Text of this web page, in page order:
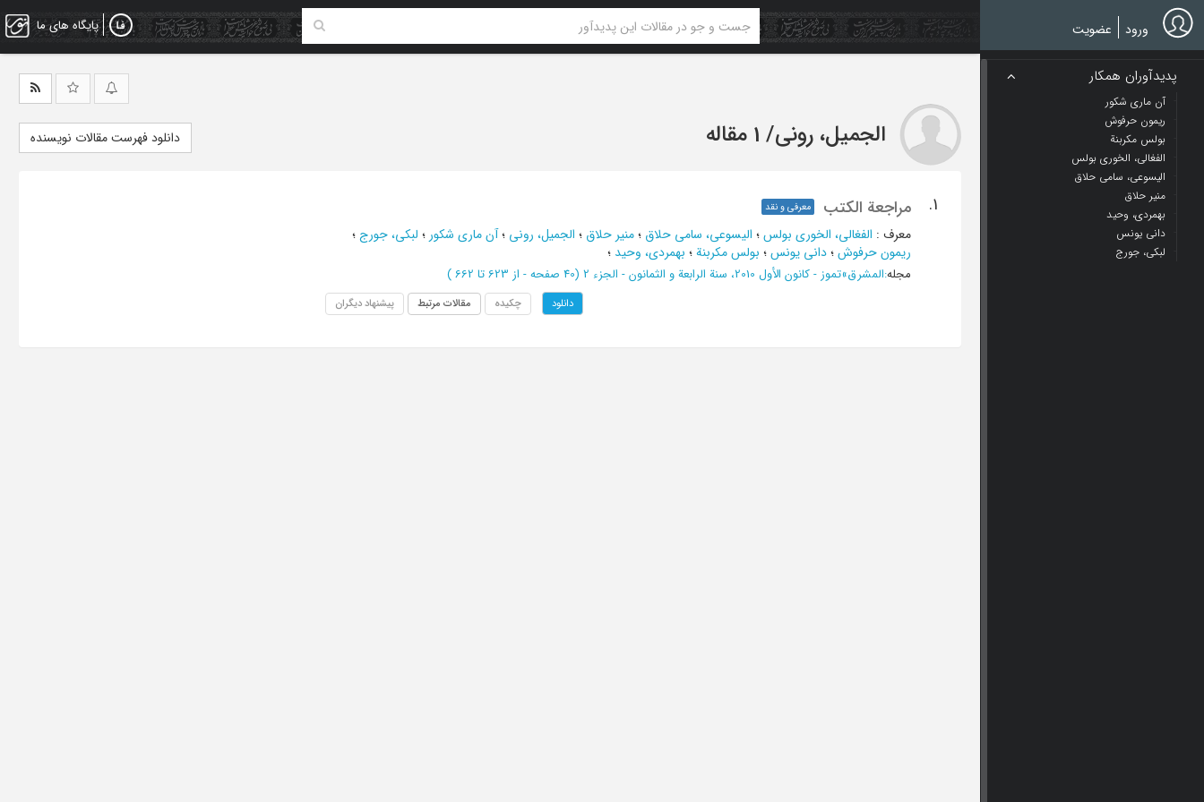
Skip
to
main
پایگاه های ما ورود عضویت
پدیدآوران همکار
آن ماری شکور
ریمون حرفوش
بولس مکربنة
الفغالی، الخوری بولس
الیسوعی، سامی حلاق
منیر حلاق
بهمردی، وحید
دانی یونس
لبکی، جورج
الجمیل، رونی/ 1 مقاله دانلود فهرست مقالات نویسنده
1. مراجعة الکتب معرفی و نقد
معرف : الفغالی، الخوری بولس؛ الیسوعی، سامی حلاق ؛منیر حلاق ؛ الجمیل، رونی ؛آن ماری شکور ؛ لبکی، جورج؛
ریمون حرفوش؛دانی یونس؛ بولس مکربنة؛ بهمردی، وحید ؛
مجله:المشرق»تموز - کانون الأول 2010، سنة الرابعة و الثمانون - الجزء 2 (‎40 صفحه - از 623 تا 662 )
دانلود چکیده مقالات مرتبط پیشنهاد دیگران